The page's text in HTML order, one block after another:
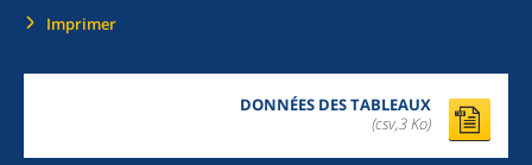
Imprimer
DONNÉES DES TABLEAUX
(csv,3 Ko)